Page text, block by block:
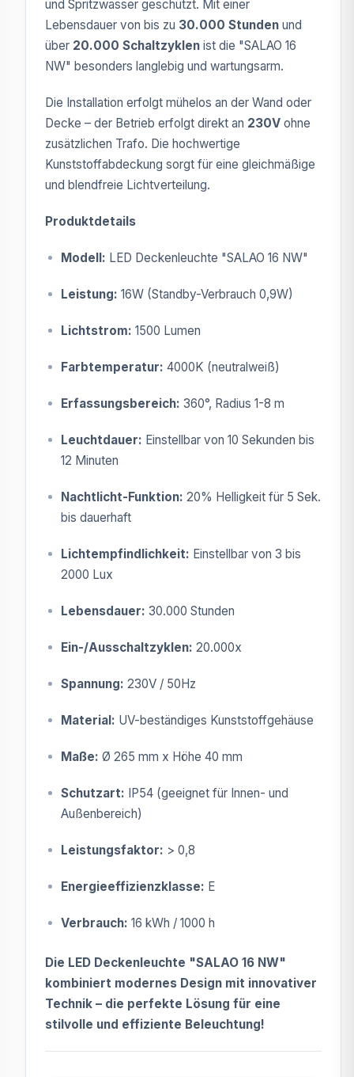
und Spritzwasser geschützt. Mit einer
Lebensdauer von bis zu 30.000 Stunden und
über 20.000 Schaltzyklen ist die "SALAO 16
NW" besonders langlebig und wartungsarm.
Die Installation erfolgt mühelos an der Wand oder
Decke – der Betrieb erfolgt direkt an 230V ohne
zusätzlichen Trafo. Die hochwertige
Kunststoffabdeckung sorgt für eine gleichmäßige
und blendfreie Lichtverteilung.
Produktdetails
Modell: LED Deckenleuchte "SALAO 16 NW"
Leistung: 16W (Standby-Verbrauch 0,9W)
Lichtstrom: 1500 Lumen
Farbtemperatur: 4000K (neutralweiß)
Erfassungsbereich: 360°, Radius 1-8 m
Leuchtdauer: Einstellbar von 10 Sekunden bis
12 Minuten
Nachtlicht-Funktion: 20% Helligkeit für 5 Sek.
bis dauerhaft
Lichtempfindlichkeit: Einstellbar von 3 bis
2000 Lux
Lebensdauer: 30.000 Stunden
Ein-/Ausschaltzyklen: 20.000x
Spannung: 230V / 50Hz
Material: UV-beständiges Kunststoffgehäuse
Maße: Ø 265 mm x Höhe 40 mm
Schutzart: IP54 (geeignet für Innen- und
Außenbereich)
Leistungsfaktor: > 0,8
Energieeffizienzklasse: E
Verbrauch: 16 kWh / 1000 h
Die LED Deckenleuchte "SALAO 16 NW"
kombiniert modernes Design mit innovativer
Technik – die perfekte Lösung für eine
stilvolle und effiziente Beleuchtung!